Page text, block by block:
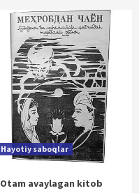
Hayotiy saboqlar
Otam avaylagan kitob